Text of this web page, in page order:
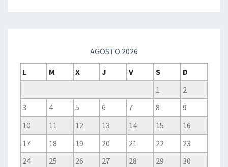
AGOSTO 2026
L
M X J V S
D
1
2
3
4 5 6 7 8
9
10
11 12 13 14 15
16
17
18 19 20 21 22
23
24
25 26 27 28 29
30